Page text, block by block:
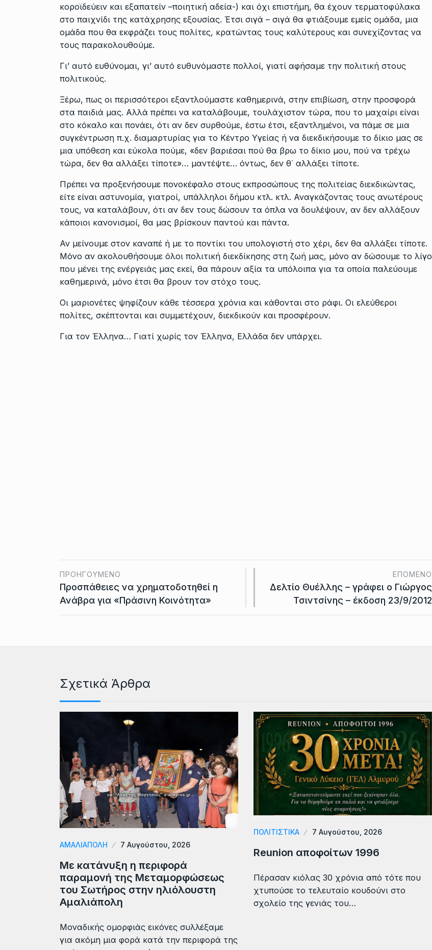
κοροϊδεύειν και εξαπατείν –ποιητική αδεία-) και όχι επιστήμη, θα έχουν τερματοφύλακα
στο παιχνίδι της κατάχρησης εξουσίας. Έτσι σιγά – σιγά θα φτιάξουμε εμείς ομάδα, μια
ομάδα που θα εκφράζει τους πολίτες, κρατώντας τους καλύτερους και συνεχίζοντας να
τους παρακολουθούμε.
Γι’ αυτό ευθύνομαι, γι’ αυτό ευθυνόμαστε πολλοί, γιατί αφήσαμε την πολιτική στους
πολιτικούς.
Ξέρω, πως οι περισσότεροι εξαντλούμαστε καθημερινά, στην επιβίωση, στην προσφορά
στα παιδιά μας. Αλλά πρέπει να καταλάβουμε, τουλάχιστον τώρα, που το μαχαίρι είναι
στο κόκαλο και πονάει, ότι αν δεν συρθούμε, έστω έτσι, εξαντλημένοι, να πάμε σε μια
συγκέντρωση π.χ. διαμαρτυρίας για το Κέντρο Υγείας ή να διεκδικήσουμε το δίκιο μας σε
μια υπόθεση και εύκολα πούμε, «δεν βαριέσαι πού θα βρω το δίκιο μου, πού να τρέχω
τώρα, δεν θα αλλάξει τίποτε»… μαντέψτε… όντως, δεν θ΄ αλλάξει τίποτε.
Πρέπει να προξενήσουμε πονοκέφαλο στους εκπροσώπους της πολιτείας διεκδικώντας,
είτε είναι αστυνομία, γιατροί, υπάλληλοι δήμου κτλ. κτλ. Αναγκάζοντας τους ανωτέρους
τους, να καταλάβουν, ότι αν δεν τους δώσουν τα όπλα να δουλέψουν, αν δεν αλλάξουν
κάποιοι κανονισμοί, θα μας βρίσκουν παντού και πάντα.
Αν μείνουμε στον καναπέ ή με το ποντίκι του υπολογιστή στο χέρι, δεν θα αλλάξει τίποτε.
Μόνο αν ακολουθήσουμε όλοι πολιτική διεκδίκησης στη ζωή μας, μόνο αν δώσουμε το λίγο
που μένει της ενέργειάς μας εκεί, θα πάρουν αξία τα υπόλοιπα για τα οποία παλεύουμε
καθημερινά, μόνο έτσι θα βρουν τον στόχο τους.
Οι μαριονέτες ψηφίζουν κάθε τέσσερα χρόνια και κάθονται στο ράφι. Οι ελεύθεροι
πολίτες, σκέπτονται και συμμετέχουν, διεκδικούν και προσφέρουν.
Για τον Έλληνα… Γιατί χωρίς τον Έλληνα, Ελλάδα δεν υπάρχει.
ΠΡΟΗΓΟΎΜΕΝΟ
Προσπάθειες να χρηματοδοτηθεί η
Ανάβρα για «Πράσινη Κοινότητα»
ΕΠΌΜΕΝΟ
Δελτίο Θυέλλης – γράφει ο Γιώργος
Τσιντσίνης – έκδοση 23/9/2012
Σχετικά Άρθρα
ΑΜΑΛΙΆΠΟΛΗ 7 Αυγούστου, 2026
Με κατάνυξη η περιφορά
παραμονή της Μεταμορφώσεως
του Σωτήρος στην ηλιόλουστη
Αμαλιάπολη
Μοναδικής ομορφιάς εικόνες συλλέξαμε
για ακόμη μια φορά κατά την περιφορά της
ΠΟΛΙΤΙΣΤΙΚΑ 7 Αυγούστου, 2026
Reunion αποφοίτων 1996
Πέρασαν κιόλας 30 χρόνια από τότε που
χτυπούσε το τελευταίο κουδούνι στο
σχολείο της γενιάς του…